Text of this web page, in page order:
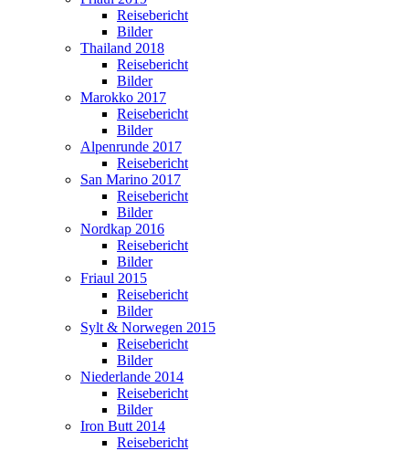
Reisebericht
Bilder
Thailand 2018
Reisebericht
Bilder
Marokko 2017
Reisebericht
Bilder
Alpenrunde 2017
Reisebericht
San Marino 2017
Reisebericht
Bilder
Nordkap 2016
Reisebericht
Bilder
Friaul 2015
Reisebericht
Bilder
Sylt & Norwegen 2015
Reisebericht
Bilder
Niederlande 2014
Reisebericht
Bilder
Iron Butt 2014
Reisebericht